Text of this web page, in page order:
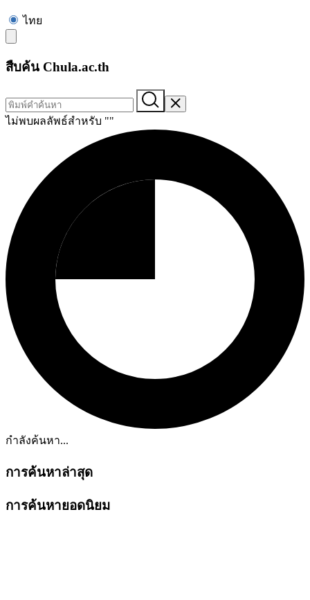
ไทย
สืบค้น Chula.ac.th
ไม่พบผลลัพธ์สำหรับ ""
กำลังค้นหา...
การค้นหาล่าสุด
การค้นหายอดนิยม